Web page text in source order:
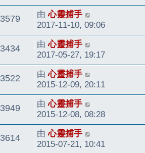
看
發
表
3579
看
最
後
發
表
由心靈捕手
2017-11-10, 09:06
3434觀
看
最
後
發
表
由心靈捕手
2017-05-27, 19:17
3522
看
最
後
發
表
由心靈捕手
2015-12-09, 20:11
3949
看
最
後
發
表
由心靈捕手
2015-12-08, 08:28
3614觀
最
後
由心靈捕手
2015-07-21, 10:41